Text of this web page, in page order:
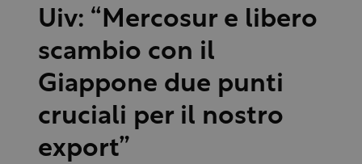
Uiv: “Mercosur e libero
scambio con il
Giappone due punti
cruciali per il nostro
export”